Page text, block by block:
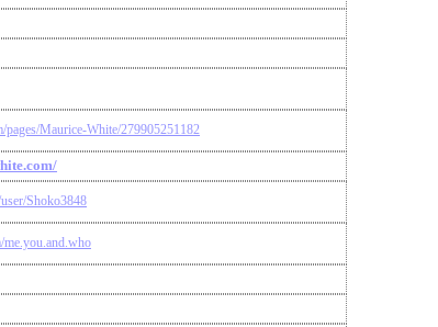
Maurice-White/279905251182
Shoko3848
me.you.and.who